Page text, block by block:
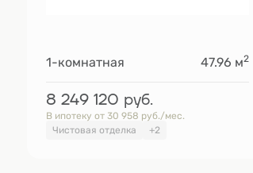
1-комнатная 47.96 м2
8 249 120 руб.
В ипотеку от 30 958 руб./мес.
Чистовая отделка
+2